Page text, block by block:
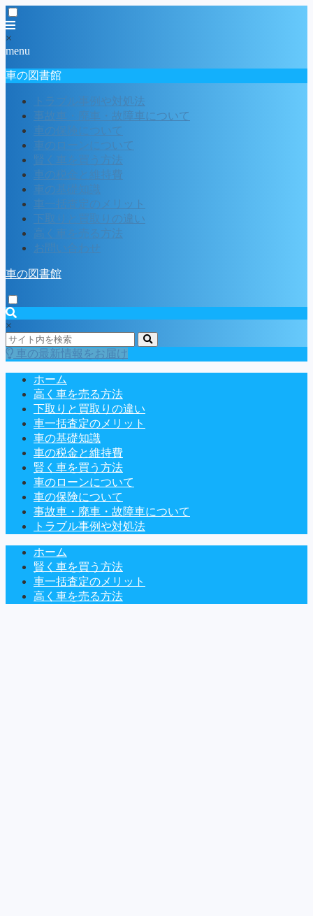
×
menu
車の図書館
トラブル事例や対処法
事故車・廃車・故障車について
車の保険について
車のローンについて
賢く車を買う方法
車の税金と維持費
車の基礎知識
車一括査定のメリット
下取りと買取りの違い
高く車を売る方法
お問い合わせ
車の図書館
×
車の最新情報をお届け
ホーム
高く車を売る方法
下取りと買取りの違い
車一括査定のメリット
車の基礎知識
車の税金と維持費
賢く車を買う方法
車のローンについて
車の保険について
事故車・廃車・故障車について
トラブル事例や対処法
ホーム
賢く車を買う方法
車一括査定のメリット
高く車を売る方法